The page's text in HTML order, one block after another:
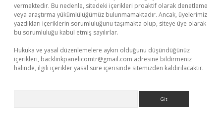
vermektedir. Bu nedenle, sitedeki içerikleri proaktif olarak denetleme
veya araştırma yükümlülüğümüz bulunmamaktadır. Ancak, üyelerimiz
yazdıkları içeriklerin sorumluluğunu taşımakta olup, siteye üye olarak
bu sorumluluğu kabul etmiş sayılırlar.
Hukuka ve yasal düzenlemelere aykırı olduğunu düşündüğünüz
içerikleri, backlinkpanelicomtr@gmail.com adresine bildirmeniz
halinde, ilgili içerikler yasal süre içerisinde sitemizden kaldırılacaktır.